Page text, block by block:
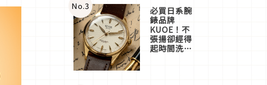
No.3 必買日系腕
錶品牌
KUOE！不
張揚卻經得
起時間洗鍊